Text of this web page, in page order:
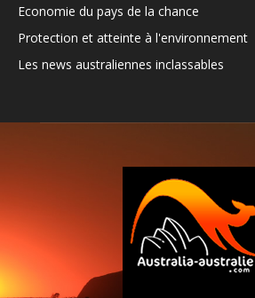
Economie du pays de la chance
Protection et atteinte à l'environnement
Les news australiennes inclassables